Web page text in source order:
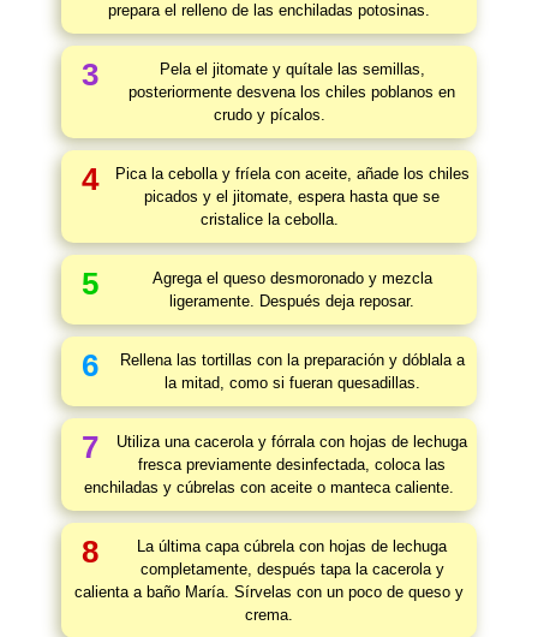
prepara el relleno de las enchiladas potosinas.
3
Pela el jitomate y quítale las semillas,
posteriormente desvena los chiles poblanos en
crudo y pícalos.
4
Pica la cebolla y fríela con aceite, añade los chiles
picados y el jitomate, espera hasta que se
cristalice la cebolla.
5
Agrega el queso desmoronado y mezcla
ligeramente. Después deja reposar.
6
Rellena las tortillas con la preparación y dóblala a
la mitad, como si fueran quesadillas.
7
Utiliza una cacerola y fórrala con hojas de lechuga
fresca previamente desinfectada, coloca las
enchiladas y cúbrelas con aceite o manteca caliente.
8
La última capa cúbrela con hojas de lechuga
completamente, después tapa la cacerola y
calienta a baño María. Sírvelas con un poco de queso y
crema.